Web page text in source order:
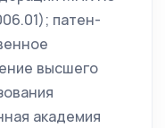
патен-
высшего
академия